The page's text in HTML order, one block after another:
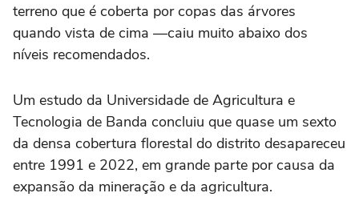
terreno que é coberta por copas das árvores
quando vista de cima —caiu muito abaixo dos
níveis recomendados.
Um estudo da Universidade de Agricultura e
Tecnologia de Banda concluiu que quase um sexto
da densa cobertura florestal do distrito desapareceu
entre 1991 e 2022, em grande parte por causa da
expansão da mineração e da agricultura.